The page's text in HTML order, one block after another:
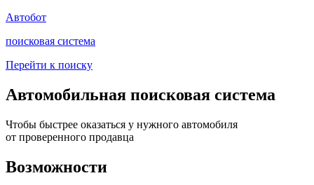
Автобот
поисковая система
Перейти к поиску
Автомобильная поисковая система
Чтобы быстрее оказаться у нужного автомобиля
от проверенного продавца
Возможности